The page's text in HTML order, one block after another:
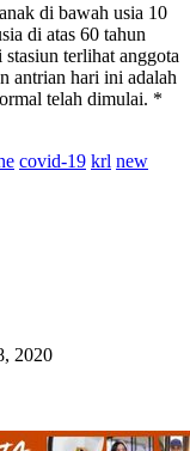
di bawah usia 10
di atas 60 tahun
terlihat anggota
antrian hari ini adalah
telah dimulai. *
covid-19 krl new
2020